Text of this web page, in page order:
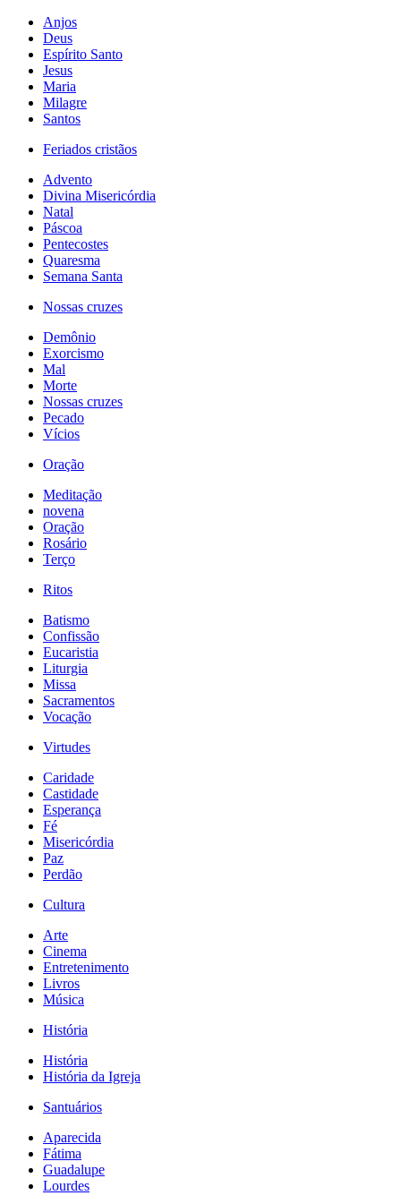
Anjos
Deus
Espírito Santo
Jesus
Maria
Milagre
Santos
Feriados cristãos
Advento
Divina Misericórdia
Natal
Páscoa
Pentecostes
Quaresma
Semana Santa
Nossas cruzes
Demônio
Exorcismo
Mal
Morte
Nossas cruzes
Pecado
Vícios
Oração
Meditação
novena
Oração
Rosário
Terço
Ritos
Batismo
Confissão
Eucaristia
Liturgia
Missa
Sacramentos
Vocação
Virtudes
Caridade
Castidade
Esperança
Fé
Misericórdia
Paz
Perdão
Cultura
Arte
Cinema
Entretenimento
Livros
Música
História
História
História da Igreja
Santuários
Aparecida
Fátima
Guadalupe
Lourdes